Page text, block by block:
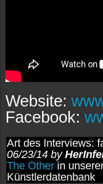
Website:
Facebook:
Art des Interviews:
06/23/14 by
The Otherin
Künstlerdatenbank